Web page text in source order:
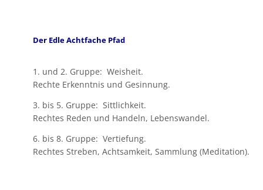
Der Edle Achtfache Pfad
1. und 2. Gruppe: Weisheit.
Rechte Erkenntnis und Gesinnung.
3. bis 5. Gruppe: Sittlichkeit.
Rechtes Reden und Handeln, Lebenswandel.
6. bis 8. Gruppe: Vertiefung.
Rechtes Streben, Achtsamkeit, Sammlung (Meditation).